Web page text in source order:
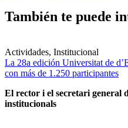
También te puede
Actividades, Institucional
La 28a edición Universitat de
con más de 1.250 participantes
El rector i el secretari general
institucionals